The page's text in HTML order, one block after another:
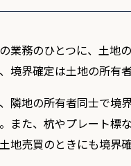
業務のひとつに、土地
境界確定は土地の所有
隣地の所有者同士で境
また、杭やプレート標
地売買のときにも境界